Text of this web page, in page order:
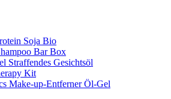
Soja Bio
Bar Box
Straffendes Gesichtsöl
Kit
Make-up-Entferner Öl-Gel